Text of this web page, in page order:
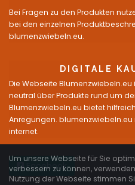
Bei Fragen zu den Produkten
bei den einzelnen
blumenzwiebeln.eu.
DIGITALE
Die Webseite
neutral über Produkte rund um
Blumenzwiebeln.eu bietet
Anregungen. blumenzwiebeln.eu
internet.
Facebook
Um unsere Webseite für Sie
verbessern zu können,
Nutzung der Webseite stimmen